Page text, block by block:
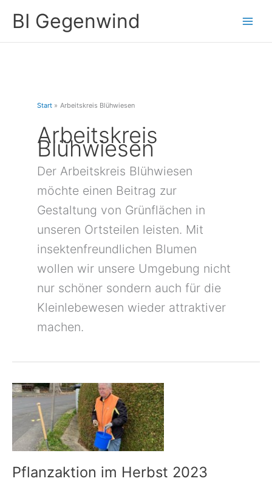
InhaltBI Gegenwind
Start Arbeitskreis Blühwiesen
Arbeitskreis
Blühwiesen
Der Arbeitskreis Blühwiesen
möchte einen Beitrag zur
Gestaltung von Grünflächen in
unseren Ortsteilen leisten. Mit
insektenfreundlichen Blumen
wollen wir unsere Umgebung nicht
nur schöner sondern auch für die
Kleinlebewesen wieder attraktiver
machen.
Pflanzaktion im Herbst 2023
Pflanzaktion
Herbst
2023
c